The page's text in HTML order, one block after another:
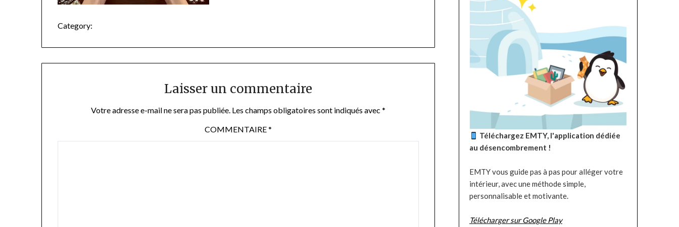
Category:
Laisser un commentaire
Votre adresse e-mail ne sera pas publiée. Les champs obligatoires sont indiqués avec *
COMMENTAIRE*
Téléchargez EMTY, l'application dédiée
au désencombrement !
EMTY vous guide pas à pas pour alléger votre
intérieur, avec une méthode simple,
personnalisable et motivante.
Télécharger sur Google Play